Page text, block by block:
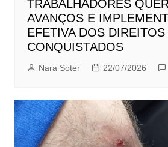
TRABALHADORES
AVANÇOS E
EFETIVA DOS DIREITOS
CONQUISTADOS
Nara Soter 22/07/2026